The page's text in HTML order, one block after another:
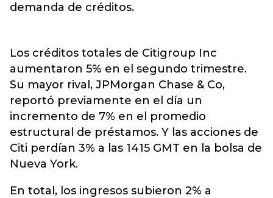
demanda de créditos.
Los créditos totales de Citigroup Inc
aumentaron 5% en el segundo trimestre.
Su mayor rival, JPMorgan Chase & Co,
reportó previamente en el día un
incremento de 7% en el promedio
estructural de préstamos. Y las acciones de
Citi perdían 3% a las 1415 GMT en la bolsa de
Nueva York.
En total, los ingresos subieron 2% a